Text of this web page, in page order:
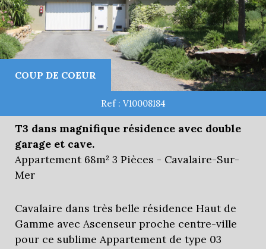
5KM 10KM 25KM
COUP DE COEUR
Ref : V10008184
T3 dans magnifique résidence avec double
garage et cave.
Appartement 68m² 3 Pièces - Cavalaire-Sur-
Mer
Cavalaire dans très belle résidence Haut de
Gamme avec Ascenseur proche centre-ville
pour ce sublime Appartement de type 03